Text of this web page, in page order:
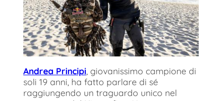
Andrea Principi , giovanissimo campione di
soli 19 anni, ha fatto parlare di sé
raggiungendo un traguardo unico nel